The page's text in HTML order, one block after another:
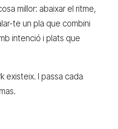
millor: abaixar el ritme,
te un pla que combini
intenció i plats que
existeix. I passa cada